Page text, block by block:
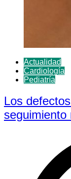
Actualidad
Cardiología
Pediatría
Los
seguimiento